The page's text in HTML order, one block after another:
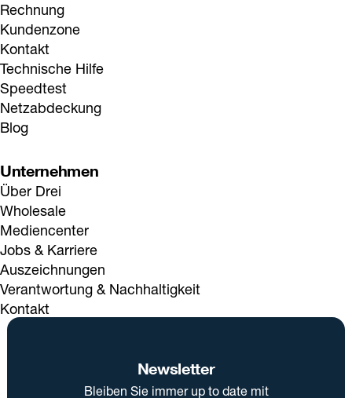
Rechnung
Kundenzone
Kontakt
Technische Hilfe
Speedtest
Netzabdeckung
Blog
Unternehmen
Über Drei
Wholesale
Mediencenter
Jobs & Karriere
Auszeichnungen
Verantwortung & Nachhaltigkeit
Kontakt
Newsletter
Bleiben Sie immer up to date mit